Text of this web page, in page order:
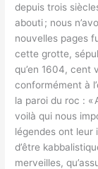
depuis trois
abouti ; nous
nouvelles pages
cette grotte,
qu’en 1604, cent
conformément à
la paroi du roc : «
voilà qui nous
légendes ont leur
d’être
merveilles,